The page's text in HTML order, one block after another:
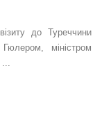
до Туреччини
міністром
...